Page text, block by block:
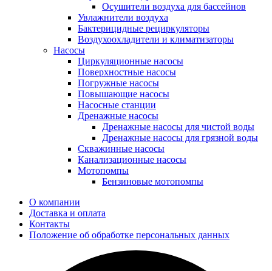
Осушители воздуха для бассейнов
Увлажнители воздуха
Бактерицидные рециркуляторы
Воздухоохладители и климатизаторы
Насосы
Циркуляционные насосы
Поверхностные насосы
Погружные насосы
Повышающие насосы
Насосные станции
Дренажные насосы
Дренажные насосы для чистой воды
Дренажные насосы для грязной воды
Скважинные насосы
Канализационные насосы
Мотопомпы
Бензиновые мотопомпы
О компании
Доставка и оплата
Контакты
Положение об обработке персональных данных